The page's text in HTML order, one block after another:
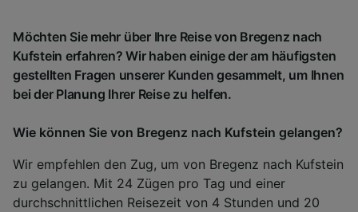
Möchten Sie mehr über Ihre Reise von Bregenz nach
Kufstein erfahren? Wir haben einige der am häufigsten
gestellten Fragen unserer Kunden gesammelt, um Ihnen
bei der Planung Ihrer Reise zu helfen.
Wie können Sie von Bregenz nach Kufstein gelangen?
Wir empfehlen den Zug, um von Bregenz nach Kufstein
zu gelangen. Mit 24 Zügen pro Tag und einer
durchschnittlichen Reisezeit von 4 Stunden und 20